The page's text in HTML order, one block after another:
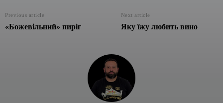
Previous article
«Божевільний» пиріг
Next article
Яку їжу любить вино